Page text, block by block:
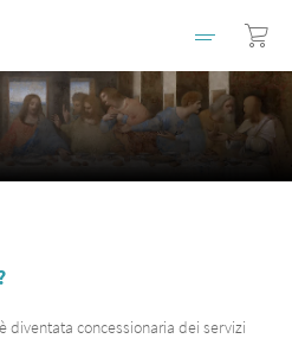
diventata concessionaria dei servizi